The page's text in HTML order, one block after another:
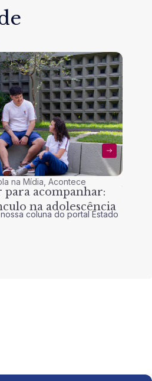
na Mídia,Acontece
acompanhar:
na adolescência
coluna do portal Estado